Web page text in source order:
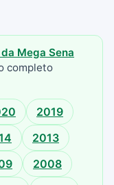
Mega Sena
completo
2019
2013
2008